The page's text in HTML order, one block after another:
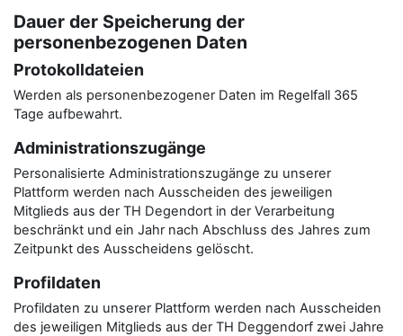
Dauer der Speicherung der
personenbezogenen Daten
Protokolldateien
Werden als personenbezogener Daten im Regelfall 365
Tage aufbewahrt.
Administrationszugänge
Personalisierte Administrationszugänge zu unserer
Plattform werden nach Ausscheiden des jeweiligen
Mitglieds aus der TH Degendort in der Verarbeitung
beschränkt und ein Jahr nach Abschluss des Jahres zum
Zeitpunkt des Ausscheidens gelöscht.
Profildaten
Profildaten zu unserer Plattform werden nach Ausscheiden
des jeweiligen Mitglieds aus der TH Deggendorf zwei Jahre